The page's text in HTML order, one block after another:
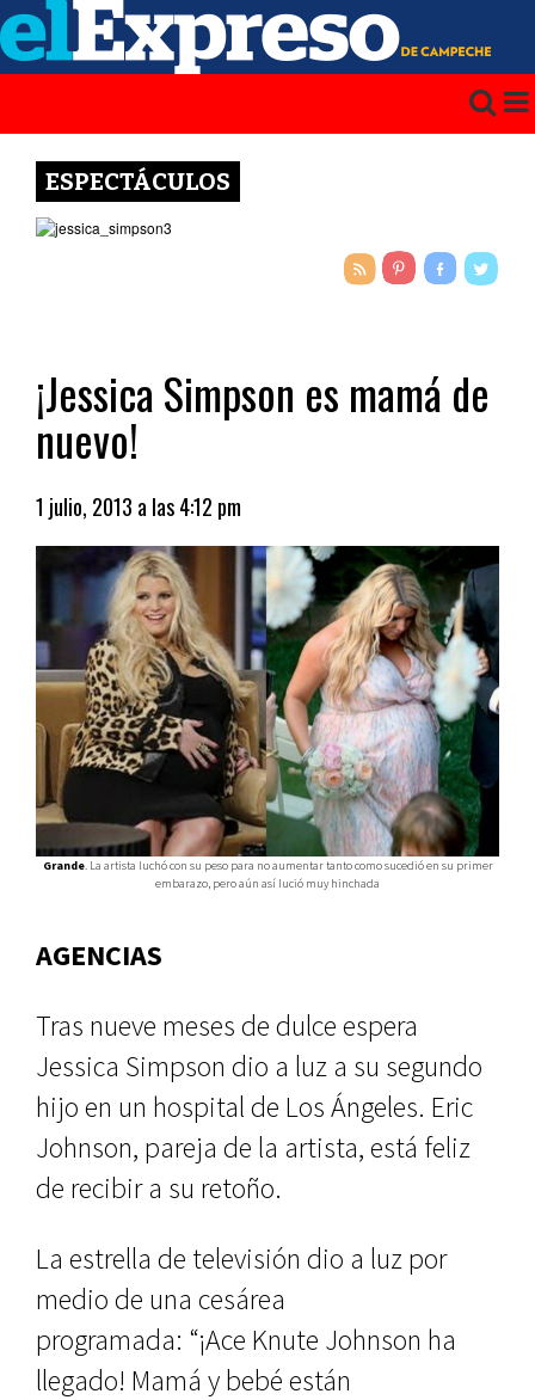
ESPECTÁCULOS
¡Jessica Simpson es mamá de
nuevo!
1 julio, 2013 a las 4:12 pm
Grande. La artista luchó con su peso para no aumentar tanto como sucedió en su primer
embarazo, pero aún así lució muy hinchada
AGENCIAS
Tras nueve meses de dulce espera
Jessica Simpson dio a luz a su segundo
hijo en un hospital de Los Ángeles. Eric
Johnson, pareja de la artista, está feliz
de recibir a su retoño.
La estrella de televisión dio a luz por
medio de una cesárea
programada: “¡Ace Knute Johnson ha
llegado! Mamá y bebé están